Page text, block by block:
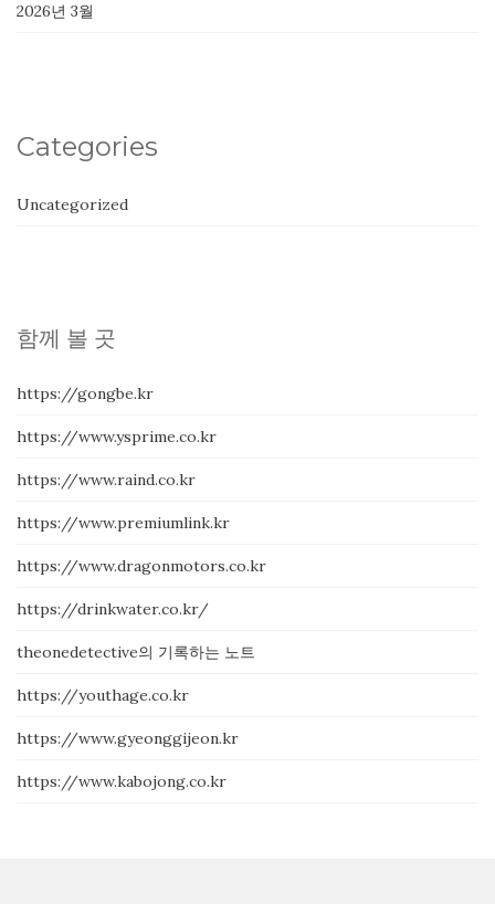
2026년 3월
Categories
Uncategorized
함께 볼 곳
https://gongbe.kr
https://www.ysprime.co.kr
https://www.raind.co.kr
https://www.premiumlink.kr
https://www.dragonmotors.co.kr
https://drinkwater.co.kr/
theonedetective의 기록하는 노트
https://youthage.co.kr
https://www.gyeonggijeon.kr
https://www.kabojong.co.kr